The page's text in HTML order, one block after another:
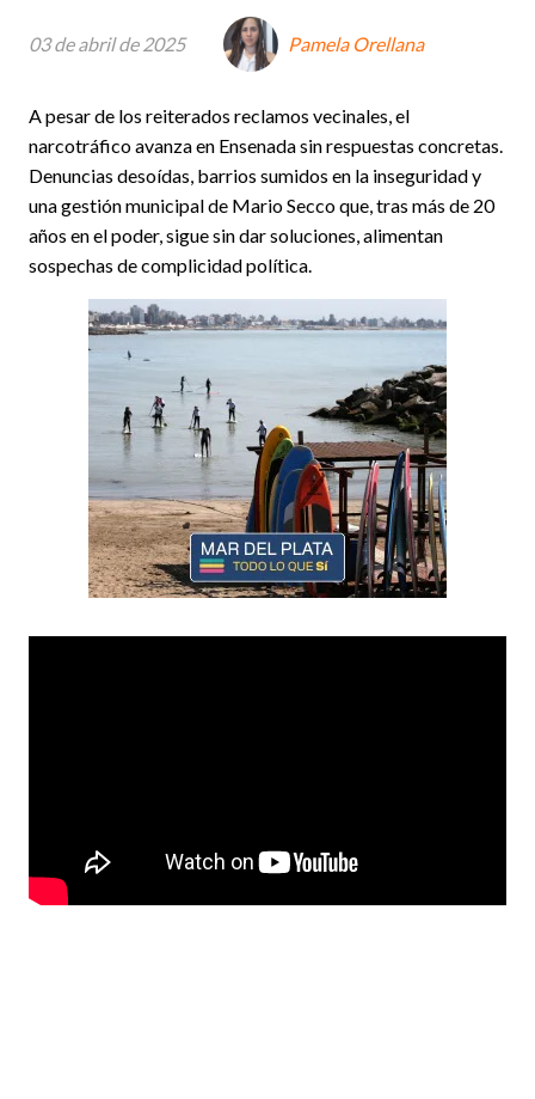
A pesar de los reiterados reclamos vecinales, el
narcotráfico avanza en Ensenada sin respuestas concretas.
Denuncias desoídas, barrios sumidos en la inseguridad y
una gestión municipal de Mario Secco que, tras más de 20
años en el poder, sigue sin dar soluciones, alimentan
sospechas de complicidad política.
03 de abril de 2025 Pamela Orellana